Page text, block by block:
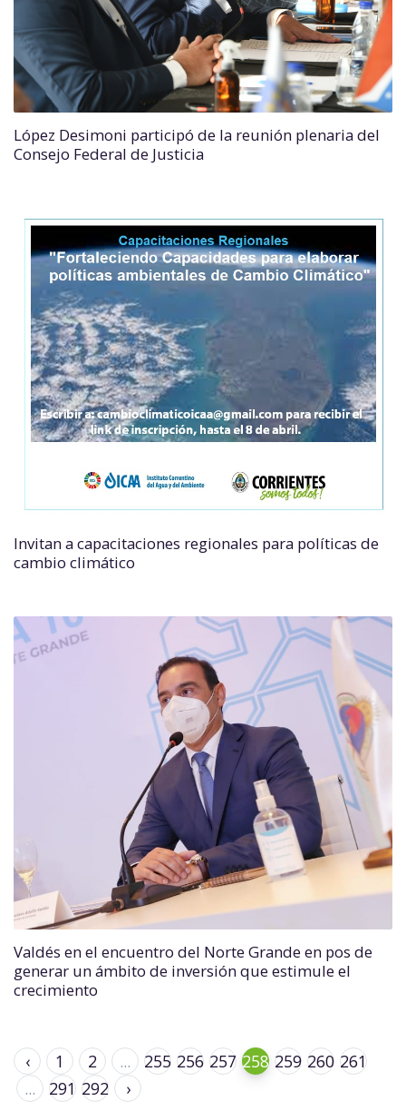
López Desimoni participó de la reunión plenaria del
Consejo Federal de Justicia
Invitan a capacitaciones regionales para políticas de
cambio climático
Valdés en el encuentro del Norte Grande en pos de
generar un ámbito de inversión que estimule el
crecimiento
‹ 1 2 ... 255 256 257 258 259 260 261
...
291 292 ›